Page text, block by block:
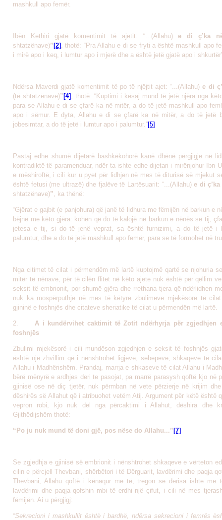
mashkull apo femër.
Ibën Kethiri gjatë komentimit të ajetit: “...(Allahu)e di ç’ka
shtatzënave)” [2] , thotë: “Pra Allahu e di se fryti a është mashkull apo
i mirë apo i keq, i lumtur apo i mjerë dhe a është jetë gjatë apo i
Ndërsa Maverdi gjatë komentimit të po të njëjtit ajet: “...(Allahu)e di
(të shtatzënave)” [4] , thotë: “Kuptimi i kësaj mund të jetë njëra nga
para se Allahu e di se çfarë ka në mitër, a do të jetë mashkull apo
apo i sëmur. E dyta, Allahu e di se çfarë ka në mitër, a do të jetë
jobesimtar, a do të jetë i lumtur apo i palumtur.”[5]
Pastaj edhe shumë dijetarë bashkëkohorë kanë dhënë përgjigje në
kontradiktë të paramenduar, ndër ta ishte edhe dijetari i mirënjohur Ibn
e mëshiroftë, i cili kur u pyet për lidhjen në mes të diturisë së mjekut
është fetusi (me ultrazë) dhe fjalëve të Lartësuarit: “...(Allahu)e di
shtatzënave)”, ka thënë:
“Gjërat e gajbit (e panjohura) që janë të lidhura me fëmijën në barkun e
bëjnë me këto gjëra: kohën që do të kalojë në barkun e nënës së tij,
jetesa e tij, si do të jenë veprat, sa është furnizimi, a do të jetë i
palumtur, dhe a do të jetë mashkull apo femër, para se të formohet në
Nga citimet të cilat i përmendëm më lartë kuptojmë qartë se njohuria
mitër të nënave, për të cilën flitet në këto ajete nuk është për qëllim
seksit të embrionit, por shumë gjëra dhe rrethana tjera që ndërlidhen
nuk ka mospërputhje në mes të këtyre zbulimeve mjekësore të cilat
gjininë e foshnjës dhe citateve sheriatike të cilat u përmendën më lartë.
2.A i kundërvihet caktimit të Zotit ndërhyrja për zgjedhjen
foshnjës
Zbulimi mjekësorë i cili mundëson zgjedhjen e seksit të foshnjës
është një zhvillim që i nënshtrohet ligjeve, sebepeve, shkaqeve të
Allahu i Madhërishëm. Prandaj, marrja e shkaseve të cilat Allahu i
bërë mënyrë e ardhjes deri te pasojat, pa marrë parasysh qoftë kjo në
gjinisë ose në diç tjetër, nuk përmban në vete përzierje në krijim
dëshirës së Allahut që i atribuohet vetëm Atij. Argument për këtë është
vepron robi, kjo nuk del nga përcaktimi i Allahut, dëshira dhe
Gjithëdijshëm thotë:
“Po ju nuk mund të doni gjë, pos nëse do Allahu...” [7]
Se zgjedhja e gjinisë së embrionit i nënshtrohet shkaqeve e vërteton
cilin e përcjell Thevbani, shërbëtori i të Dërguarit, lavdërimi dhe paqja
Thevbani, Allahu qoftë i kënaqur me të, tregon se derisa ishte me
lavdërimi dhe paqja qofshin mbi të erdhi një çifut, i cili në mes
fëmijën. Ai u përgjigj:
“Sekrecioni i mashkullit është i bardhë, ndërsa sekrecioni i femrës